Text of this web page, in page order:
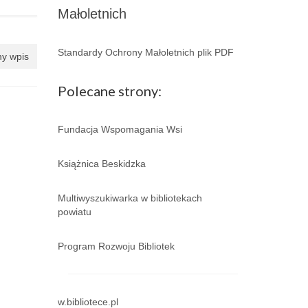
wpis
Małoletnich
Standardy Ochrony Małoletnich plik PDF
Polecane strony:
Fundacja Wspomagania Wsi
Książnica Beskidzka
Multiwyszukiwarka w bibliotekach
powiatu
Program Rozwoju Bibliotek
w.bibliotece.pl